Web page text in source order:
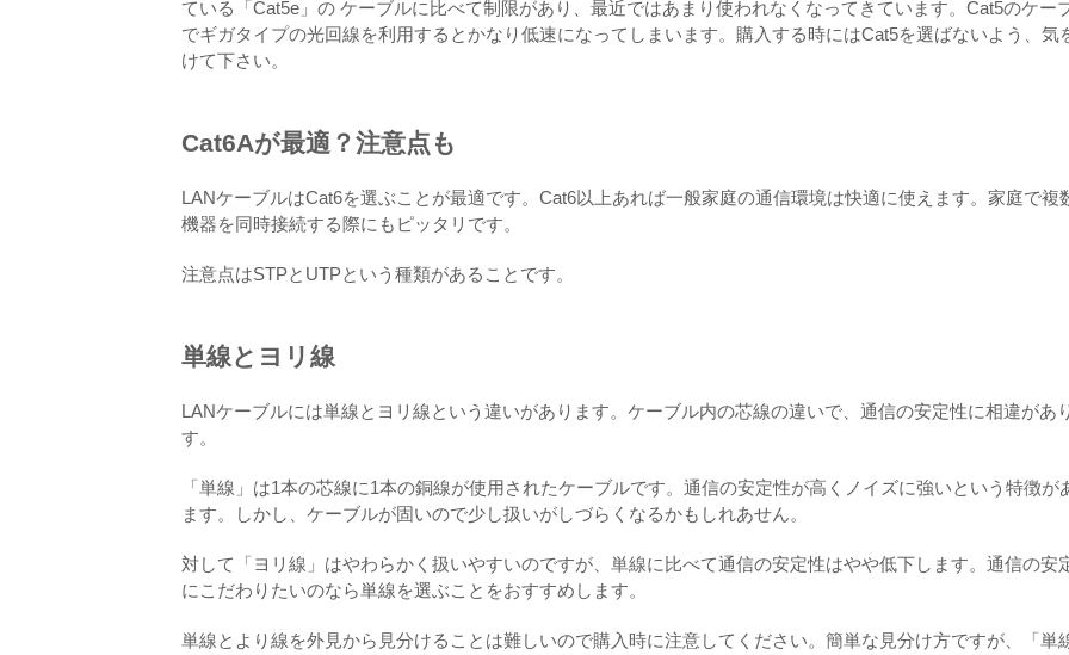
ている「Cat5e」の ケーブルに比べて制限があり、最近ではあまり使われなくなってきています。Cat5のケー
でギガタイプの光回線を利用するとかなり低速になってしまいます。購入する時にはCat5を選ばないよう、気
けて下さい。
Cat6Aが最適？注意点も
LANケーブルはCat6を選ぶことが最適です。Cat6以上あれば一般家庭の通信環境は快適に使えます。家庭で複
機器を同時接続する際にもピッタリです。
注意点はSTPとUTPという種類があることです。
単線とヨリ線
LANケーブルには単線とヨリ線という違いがあります。ケーブル内の芯線の違いで、通信の安定性に相違があ
す。
「単線」は1本の芯線に1本の銅線が使用されたケーブルです。通信の安定性が高くノイズに強いという特徴が
ます。しかし、ケーブルが固いので少し扱いがしづらくなるかもしれあせん。
対して「ヨリ線」はやわらかく扱いやすいのですが、単線に比べて通信の安定性はやや低下します。通信の安
にこだわりたいのなら単線を選ぶことをおすすめします。
単線とより線を外見から見分けることは難しいので購入時に注意してください。簡単な見分け方ですが、「単